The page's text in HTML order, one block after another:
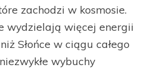
zachodzi w kosmosie.
wydzielają więcej energii
Słońce w ciągu całego
wybuchy